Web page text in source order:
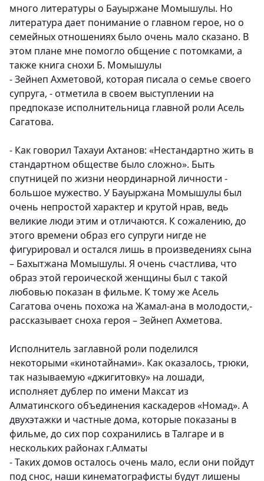
много литературы о Бауыржане Момышулы. Но
литература дает понимание о главном герое, но о
семейных отношениях было очень мало сказано. В
этом плане мне помогло общение с потомками, а
также книга снохи Б. Момышулы
- Зейнеп Ахметовой, которая писала о семье своего
супруга, - отметила в своем выступлении на
предпоказе исполнительница главной роли Асель
Сагатова.
- Как говорил Тахауи Ахтанов: «Нестандартно жить в
стандартном обществе было сложно». Быть
спутницей по жизни неординарной личности -
большое мужество. У Бауыржана Момышулы был
очень непростой характер и крутой нрав, ведь
великие люди этим и отличаются. К сожалению, до
этого времени образ его супруги нигде не
фигурировал и остался лишь в произведениях сына
– Бахытжана Момышулы. Я очень счастлива, что
образ этой героической женщины был с такой
любовью показан в фильме. К тому же Асель
Сагатова очень похожа на Жамал-ана в молодости,-
рассказывает сноха героя – Зейнеп Ахметова.
Исполнитель заглавной роли поделился
некоторыми «кинотайнами». Как оказалось, трюки,
так называемую «джигитовку» на лошади,
исполняет дублер по имени Максат из
Алматинского объединения каскадеров «Номад». А
двухэтажки и частные дома, которые показаны в
фильме, до сих пор сохранились в Талгаре и в
нескольких районах г.Алматы
- Таких домов осталось очень мало, если они пойдут
под снос, наши кинематографисты будут лишены